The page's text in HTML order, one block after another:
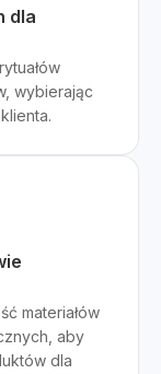
dla
wybierając
materiałów
aby
dla